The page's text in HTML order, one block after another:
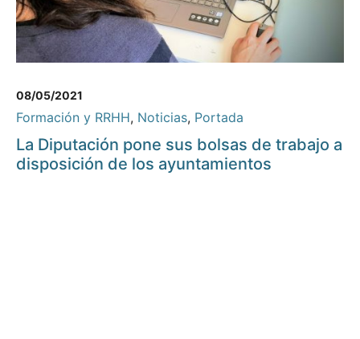
08/05/2021
Formación y RRHH, Noticias, Portada
La Diputación pone sus bolsas de trabajo a
disposición de los ayuntamientos